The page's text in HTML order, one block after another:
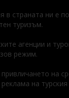
в страната ни е
туризъм.
агенции и
режим.
на
на турския